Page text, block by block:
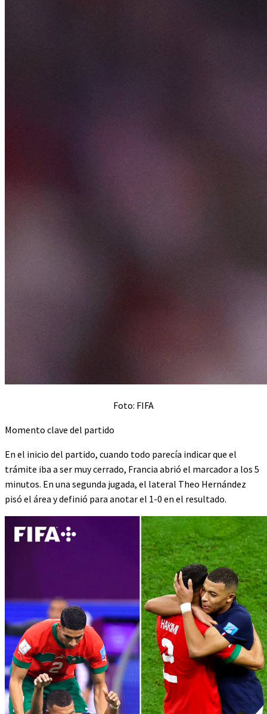
Foto: FIFA
Momento clave del partido
En el inicio del partido, cuando todo parecía indicar que el
trámite iba a ser muy cerrado, Francia abrió el marcador a los 5
minutos. En una segunda jugada, el lateral Theo Hernández
pisó el área y definió para anotar el 1-0 en el resultado.